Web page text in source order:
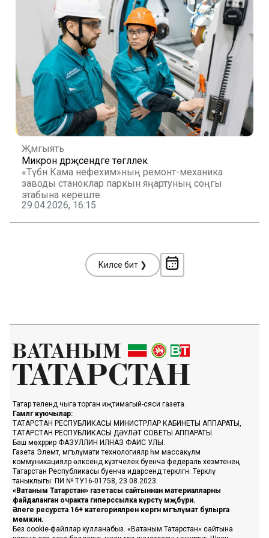
Җәмгыять
Микрон дәрәҗәсендәге төгәллек
«Түбән Кама нефехим»ның ремонт-механика
заводы станоклар паркын яңартуның соңгы
этабына кереште.
29.04.2026, 16:15
Киләсе бит ❯
Татар телендә чыга торган иҗтимагый-сәяси газета.
Гамәлгә куючылар:
ТАТАРСТАН РЕСПУБЛИКАСЫ МИНИСТРЛАР КАБИНЕТЫ АППАРАТЫ,
ТАТАРСТАН РЕСПУБЛИКАСЫ ДӘҮЛӘТ СОВЕТЫ АППАРАТЫ.
Баш мөхәррир ФАЗУЛЛИН ИЛНАЗ ФАИС УЛЫ.
Газета Элемтә, мәгълүмати технологияләр һәм массакүләм
коммуникацияләр өлкәсендә күзәтчелек буенча федераль хезмәтенең
Татарстан Республикасы буенча идарәсендә теркәлгән. Теркәлү
таныклыгы: ПИ № ТУ16-01758, 23.08.2023.
«Ватаным Татарстан» газетасы сайтыннан материалларны
файдаланган очракта гиперссылка күрсәтү мәҗбүри.
Әлеге ресурста 16+ категорияләренә кергән мәгълүмат булырга
мөмкин.
Без cookie-файллар кулланабыз. «Ватаным Татарстан» сайтына